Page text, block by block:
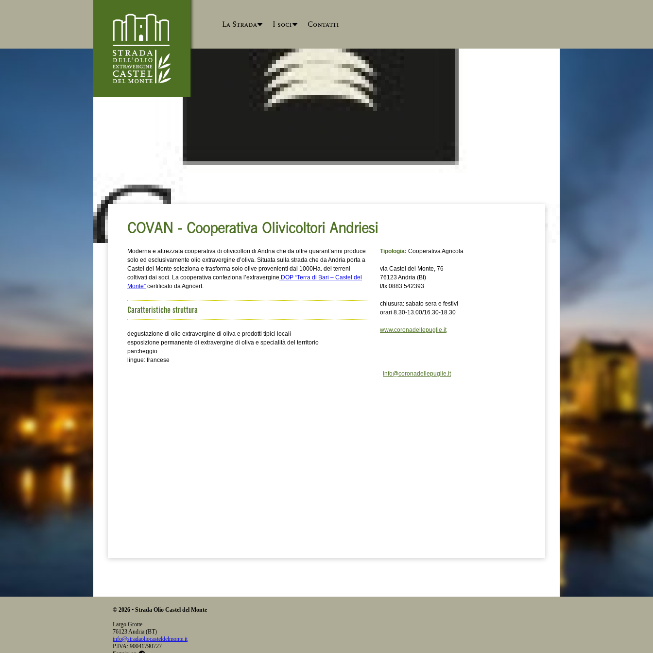
La Strada I soci Contatti
COVAN - Cooperativa Olivicoltori Andriesi
Moderna e attrezzata cooperativa di olivicoltori di Andria che da oltre quarant’anni produce
solo ed esclusivamente olio extravergine d’oliva. Situata sulla strada che da Andria porta a
Castel del Monte seleziona e trasforma solo olive provenienti dai 1000Ha. dei terreni
coltivati dai soci. La cooperativa confeziona l’extravergine DOP “Terra di Bari – Castel del
Monte” certificato da Agricert.
Caratteristiche struttura
degustazione di olio extravergine di oliva e prodotti tipici locali
esposizione permanente di extravergine di oliva e specialità del territorio
parcheggio
lingue: francese
Tipologia: Cooperativa Agricola
via Castel del Monte, 76
76123 Andria (Bt)
t/fx 0883 542393
chiusura: sabato sera e festivi
orari 8.30-13.00/16.30-18.30
www.coronadellepuglie.it
info@coronadellepuglie.it
© 2026 • Strada Olio Castel del Monte
Largo Grotte
76123 Andria (BT)
info@stradaoliocasteldelmonte.it
P.IVA: 90041790727